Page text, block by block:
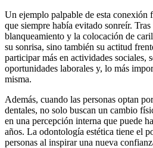
Un ejemplo palpable de esta conexión
que siempre había evitado sonreír.
blanqueamiento y la colocación de
su sonrisa, sino también su actitud
participar más en actividades sociales,
oportunidades laborales y, lo más
misma.
Además, cuando las personas optan
dentales, no solo buscan un cambio
en una percepción interna que puede
años. La odontología estética tiene el
personas al inspirar una nueva